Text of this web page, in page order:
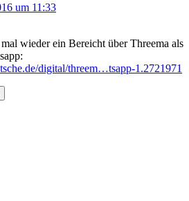
um 11:33
wieder ein Bereicht über Threema als
digital/threem…tsapp-1.2721971